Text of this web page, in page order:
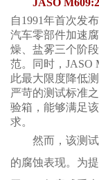
自1991年首次发
汽车零部件加速
燥、盐雾三个阶
范。同时，JASO
此最大限度降低
严苛的测试标准
验箱，能够满足
求。
然而，该测
的腐蚀表现。为